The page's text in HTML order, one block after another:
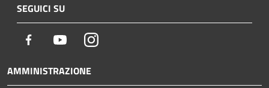
SEGUICI SU
Facebook YoutubeInstagram
AMMINISTRAZIONE